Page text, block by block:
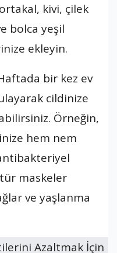
kivi, çilek
bolca yeşil
ekleyin.
bir kez ev
cildinize
Örneğin,
hem nem
maskeler
ve yaşlanma